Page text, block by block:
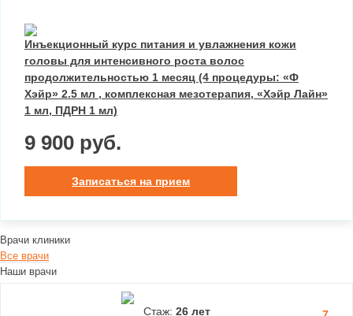
Инъекционный курс питания и увлажнения кожи
головы для интенсивного роста волос
продолжительностью 1 месяц (4 процедуры: «Ф
Хэйр» 2.5 мл , комплексная мезотерапия, «Хэйр Лайн»
1 мл, ПДРН 1 мл)
9 900 руб.
Записаться на прием
Врачи клиники
Все врачи
Наши врачи
Стаж: 26 лет